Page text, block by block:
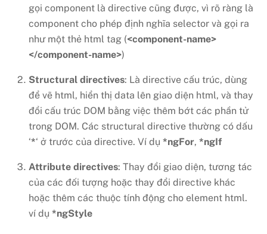
gọi component là directive cũng được, vì rõ ràng là
component cho phép định nghĩa selector và gọi ra
như một thẻ html tag (<component-name>
</component-name>)
Structural directives: Là directive cấu trúc, dùng
để vẽ html, hiển thị data lên giao diện html, và thay
đổi cấu trúc DOM bằng việc thêm bớt các phần tử
trong DOM. Các structural directive thường có dấu
‘*‘ ở trước của directive. Ví dụ *ngFor, *ngIf
Attribute directives: Thay đổi giao diện, tương tác
của các đối tượng hoặc thay đổi directive khác
hoặc thêm các thuộc tính động cho element html.
ví dụ *ngStyle